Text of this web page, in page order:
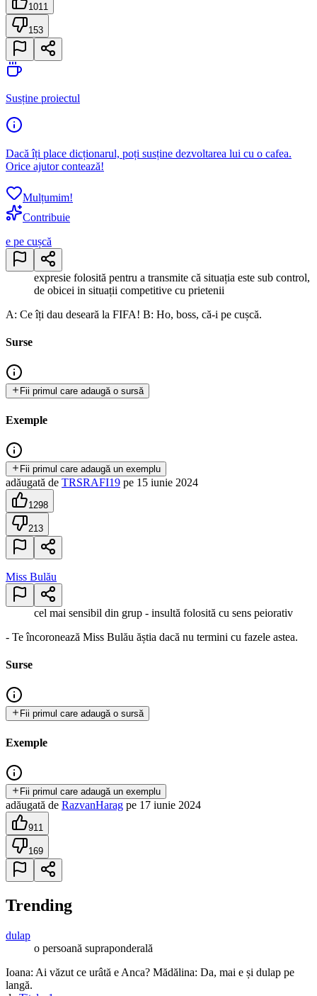
1011
153
Susține proiectul
Dacă îți place dicționarul, poți susține dezvoltarea lui cu o cafea.
Orice ajutor contează!
Mulțumim!
Contribuie
e pe cușcă
expresie folosită pentru a transmite că situația este sub control,
de obicei in situații competitive cu prietenii
A: Ce îți dau deseară la FIFA! B: Ho, boss, că-i pe cușcă.
Surse
Fii primul care adaugă o sursă
Exemple
Fii primul care adaugă un exemplu
adăugată de TRSRAFI19 pe 15 iunie 2024
1298
213
Miss Bulău
cel mai sensibil din grup - insultă folosită cu sens peiorativ
- Te încoronează Miss Bulău ăștia dacă nu termini cu fazele astea.
Surse
Fii primul care adaugă o sursă
Exemple
Fii primul care adaugă un exemplu
adăugată de RazvanHarag pe 17 iunie 2024
911
169
Trending
dulap
o persoană supraponderală
Ioana: Ai văzut ce urâtă e Anca? Mădălina: Da, mai e și dulap pe
langă.